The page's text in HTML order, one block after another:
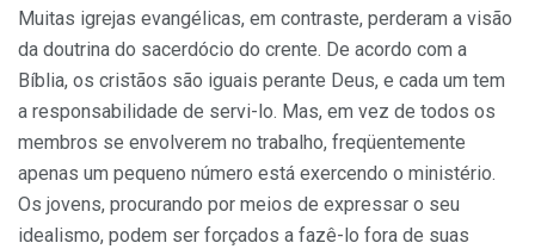
Muitas igrejas evangélicas, em contraste, perderam a visão
da doutrina do sacerdócio do crente. De acordo com a
Bíblia, os cristãos são iguais perante Deus, e cada um tem
a responsabilidade de servi-lo. Mas, em vez de todos os
membros se envolverem no trabalho, freqüentemente
apenas um pequeno número está exercendo o ministério.
Os jovens, procurando por meios de expressar o seu
idealismo, podem ser forçados a fazê-lo fora de suas